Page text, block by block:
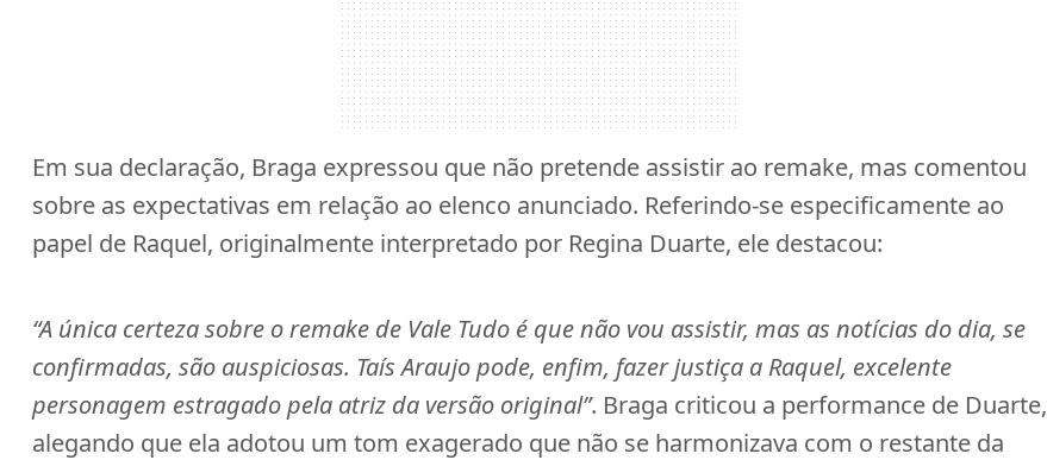
Em sua declaração, Braga expressou que não pretende assistir ao remake, mas comentou
sobre as expectativas em relação ao elenco anunciado. Referindo-se especificamente ao
papel de Raquel, originalmente interpretado por Regina Duarte, ele destacou:
“A única certeza sobre o remake de Vale Tudo é que não vou assistir, mas as notícias do dia, se
confirmadas, são auspiciosas. Taís Araujo pode, enfim, fazer justiça a Raquel, excelente
personagem estragado pela atriz da versão original”. Braga criticou a performance de Duarte,
alegando que ela adotou um tom exagerado que não se harmonizava com o restante da